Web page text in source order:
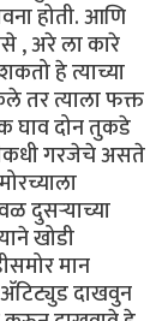
होती. आणि
, अरे ला कारे
हे त्याच्या
तर त्याला फक्त
घाव दोन तुकडे
गरजेचे असते
दुसर्‍याच्या
खोडी
मान
दाखवुन